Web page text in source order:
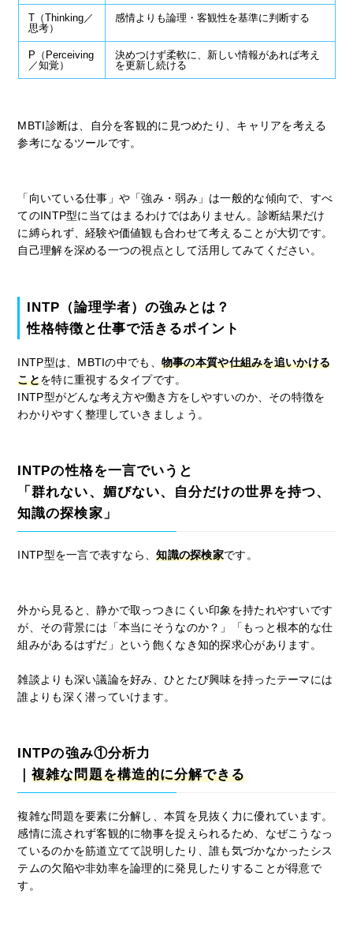
T（Thinking／
思考）
感情よりも論理・客観性を基準に判断する
P（Perceiving
／知覚）
決めつけず柔軟に、新しい情報があれば考え
を更新し続ける
MBTI診断は、自分を客観的に見つめたり、キャリアを考える
参考になるツールです。
「向いている仕事」や「強み・弱み」は一般的な傾向で、すべ
てのINTP型に当てはまるわけではありません。診断結果だけ
に縛られず、経験や価値観も合わせて考えることが大切です。
自己理解を深める一つの視点として活用してみてください。
INTP（論理学者）の強みとは？
性格特徴と仕事で活きるポイント
INTP型は、MBTIの中でも、 物事の本質や仕組みを追いかける
ことを特に重視するタイプです。
INTP型がどんな考え方や働き方をしやすいのか、その特徴を
わかりやすく整理していきましょう。
INTPの性格を一言でいうと
「群れない、媚びない、自分だけの世界を持つ、
知識の探検家」
INTP型を一言で表すなら、知識の探検家です。
外から見ると、静かで取っつきにくい印象を持たれやすいです
が、その背景には「本当にそうなのか？」「もっと根本的な仕
組みがあるはずだ」という飽くなき知的探求心があります。
雑談よりも深い議論を好み、ひとたび興味を持ったテーマには
誰よりも深く潜っていけます。
INTPの強み①分析力
｜複雑な問題を構造的に分解できる
複雑な問題を要素に分解し、本質を見抜く力に優れています。
感情に流されず客観的に物事を捉えられるため、なぜこうなっ
ているのかを筋道立てて説明したり、誰も気づかなかったシス
テムの欠陥や非効率を論理的に発見したりすることが得意で
す。